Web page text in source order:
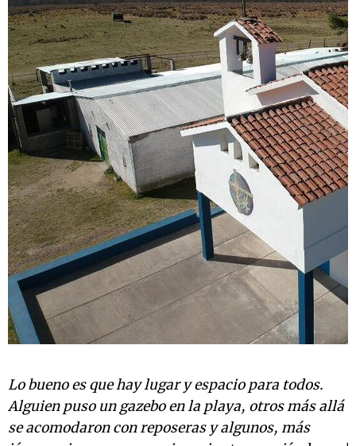
Lo bueno es que hay lugar y espacio para todos.
Alguien puso un gazebo en la playa, otros más allá
se acomodaron con reposeras y algunos, más